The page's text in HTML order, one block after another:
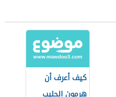
كيف أعرف أن
هرمون الحليب